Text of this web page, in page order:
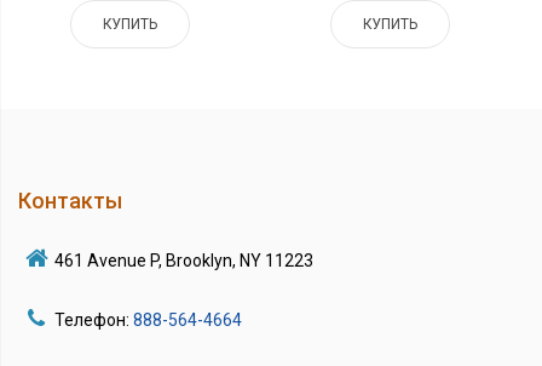
КУПИТЬ КУПИТЬ
Контакты
461 Avenue P, Brooklyn, NY 11223
Телефон: 888-564-4664